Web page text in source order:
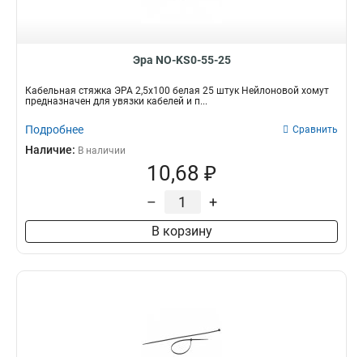
Эра NO-KS0-55-25
Кабельная стяжка ЭРА 2,5х100 белая 25 штук Нейлоновой хомут
предназначен для увязки кабелей и п...
Подробнее Сравнить
Наличие: В наличии
10,68 ₽
– +
В корзину